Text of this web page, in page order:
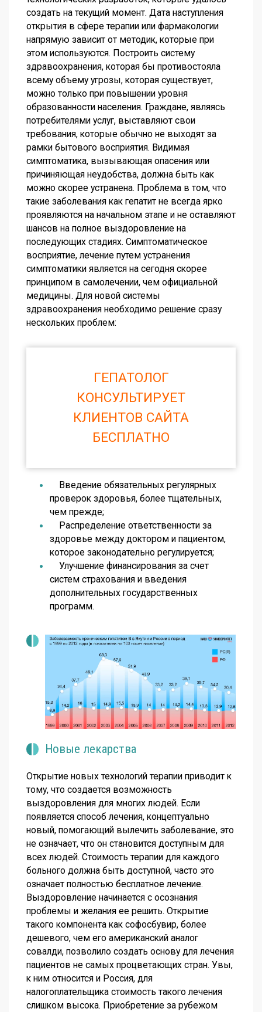
создать на текущий момент. Дата наступления
открытия в сфере терапии или фармакологии
напрямую зависит от методик, которые при
этом используются. Построить систему
здравоохранения, которая бы противостояла
всему объему угрозы, которая существует,
можно только при повышении уровня
образованности населения. Граждане, являясь
потребителями услуг, выставляют свои
требования, которые обычно не выходят за
рамки бытового восприятия. Видимая
симптоматика, вызывающая опасения или
причиняющая неудобства, должна быть как
можно скорее устранена. Проблема в том, что
такие заболевания как гепатит не всегда ярко
проявляются на начальном этапе и не оставляют
шансов на полное выздоровление на
последующих стадиях. Симптоматическое
восприятие, лечение путем устранения
симптоматики является на сегодня скорее
принципом в самолечении, чем официальной
медицины. Для новой системы
здравоохранения необходимо решение сразу
нескольких проблем:
ГЕПАТОЛОГ
КОНСУЛЬТИРУЕТ
КЛИЕНТОВ САЙТА
БЕСПЛАТНО
Введение обязательных регулярных
проверок здоровья, более тщательных,
чем прежде;
Распределение ответственности за
здоровье между доктором и пациентом,
которое законодательно регулируется;
Улучшение финансирования за счет
систем страхования и введения
дополнительных государственных
программ.
Новые лекарства
Открытие новых технологий терапии приводит к
тому, что создается возможность
выздоровления для многих людей. Если
появляется способ лечения, концептуально
новый, помогающий вылечить заболевание, это
не означает, что он становится доступным для
всех людей. Стоимость терапии для каждого
больного должна быть доступной, часто это
означает полностью бесплатное лечение.
Выздоровление начинается с осознания
проблемы и желания ее решить. Открытие
такого компонента как софосбувир, более
дешевого, чем его американский аналог
совалди, позволило создать основу для лечения
пациентов не самых процветающих стран. Увы,
к ним относится и Россия, для
налогоплательщика стоимость такого лечения
слишком высока. Приобретение за рубежом